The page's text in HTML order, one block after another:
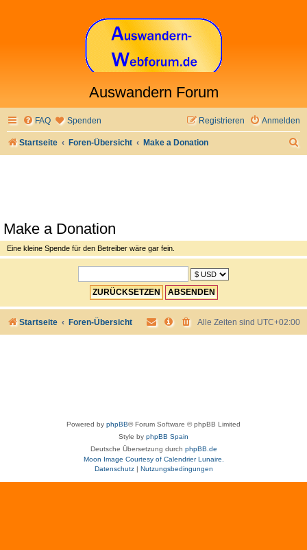
Auswandern Forum
FAQ Spenden Anmelden
Registrieren
Startseite Foren-Übersicht Make a Donation
Make a Donation
Eine kleine Spende für den Betreiber wäre gar fein.
Startseite Foren-Übersicht Alle Zeiten sind UTC+02:00
Powered by phpBB® Forum Software © phpBB Limited
Style by phpBB Spain
Deutsche Übersetzung durch phpBB.de
Moon Image Courtesy of Calendrier Lunaire.
Datenschutz| Nutzungsbedingungen